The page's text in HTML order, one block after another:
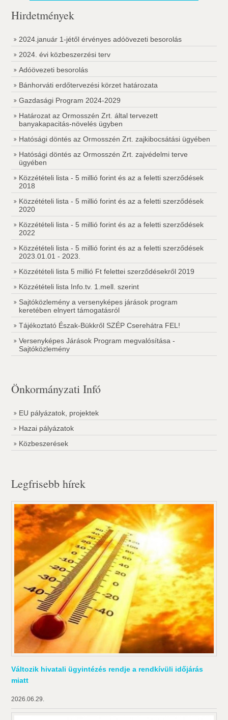
Hirdetmények
2024.január 1-jétől érvényes adóövezeti besorolás
2024. évi közbeszerzési terv
Adóövezeti besorolás
Bánhorváti erdőtervezési körzet határozata
Gazdasági Program 2024-2029
Határozat az Ormosszén Zrt. által tervezett
banyakapacitás-növelés ügyben
Hatósági döntés az Ormosszén Zrt. zajkibocsátási ügyében
Hatósági döntés az Ormosszén Zrt. zajvédelmi terve
ügyében
Közzétételi lista - 5 millió forint és az a feletti szerződések
2018
Közzétételi lista - 5 millió forint és az a feletti szerződések
2020
Közzétételi lista - 5 millió forint és az a feletti szerződések
2022
Közzétételi lista - 5 millió forint és az a feletti szerződések
2023.01.01 - 2023.
Közzétételi lista 5 millió Ft felettei szerződésekről 2019
Közzétételi lista Info.tv. 1.mell. szerint
Sajtóközlemény a versenyképes járások program
keretében elnyert támogatásról
Tájékoztató Észak-Bükkről SZÉP Cserehátra FEL!
Versenyképes Járások Program megvalósítása -
Sajtóközlemény
Önkormányzati Infó
EU pályázatok, projektek
Hazai pályázatok
Közbeszerések
Legfrisebb hírek
Változik hivatali ügyintézés rendje a rendkívüli időjárás
miatt
2026.06.29.